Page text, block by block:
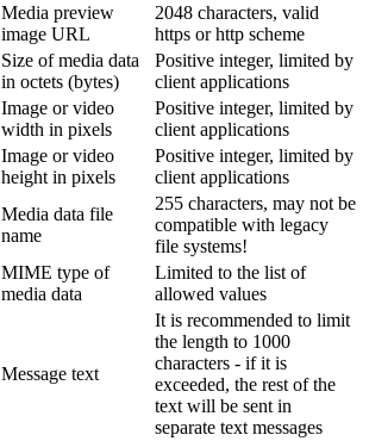
Media preview
image URL
2048 characters, valid
https or http scheme
Size of media data
in octets (bytes)
Positive integer, limited by
client applications
Image or video
width in pixels
Positive integer, limited by
client applications
Image or video
height in pixels
Positive integer, limited by
client applications
Media data file
name
255 characters, may not be
compatible with legacy
file systems!
MIME type of
media data
Limited to the list of
allowed values
Message text
It is recommended to limit
the length to 1000
characters - if it is
exceeded, the rest of the
text will be sent in
separate text messages